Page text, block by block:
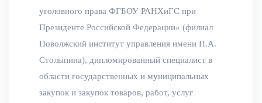
уголовного права ФГБОУ РАНХиГС при
Президенте Российской Федерации» (филиал
Поволжский институт управления имени П.А.
Столыпина), дипломированный специалист в
области государственных и муниципальных
закупок и закупок товаров, работ, услуг